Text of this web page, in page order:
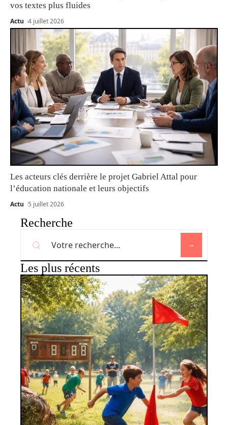
vos textes plus fluides
Actu 4 juillet 2026
Les acteurs clés derrière le projet Gabriel Attal pour
l’éducation nationale et leurs objectifs
Actu 5 juillet 2026
Recherche
Les plus récents